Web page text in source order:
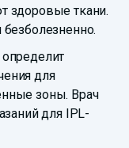
здоровые ткани.
для
зоны. Врач
для IPL-